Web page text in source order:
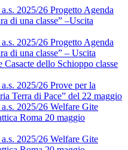
2025/26 Progetto Agenda
di una classe” –Uscita
2025/26 Progetto Agenda
di una classe” – Uscita
dello Schioppo classe
2025/26 Prove per la
Terra di Pace” del 22 maggio
2025/26 Welfare Gite
Roma 20 maggio
2025/26 Welfare Gite